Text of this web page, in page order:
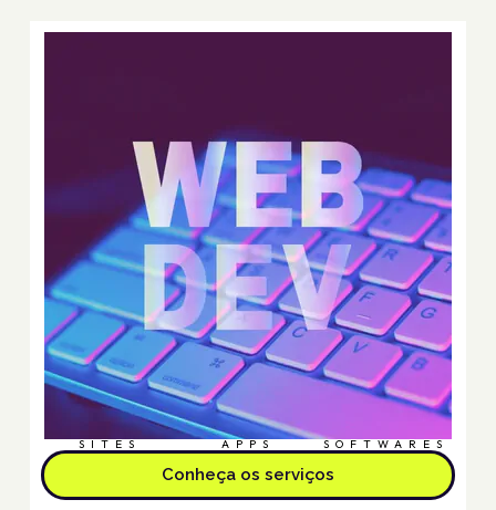
SITES APPS SOFTWARES
Conheça os serviços